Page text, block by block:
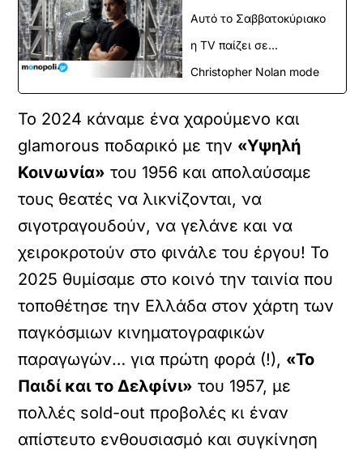
Αυτό το Σαββατοκύριακο
η TV παίζει σε...
Christopher Nolan mode
Το 2024 κάναμε ένα χαρούμενο και
glamorous ποδαρικό με την «Υψηλή
Κοινωνία» του 1956 και απολαύσαμε
τους θεατές να λικνίζονται, να
σιγοτραγουδούν, να γελάνε και να
χειροκροτούν στο φινάλε του έργου! Το
2025 θυμίσαμε στο κοινό την ταινία που
τοποθέτησε την Ελλάδα στον χάρτη των
παγκόσμιων κινηματογραφικών
παραγωγών… για πρώτη φορά (!), «Το
Παιδί και το Δελφίνι» του 1957, με
πολλές sold-out προβολές κι έναν
απίστευτο ενθουσιασμό και συγκίνηση